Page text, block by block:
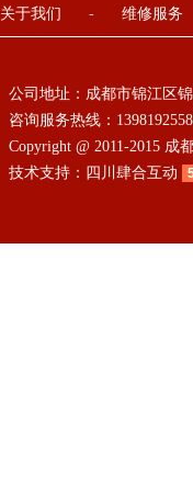
关于我们 - 维修服务
公司地址：成都市锦江区
咨询服务热线：
Copyright @ 2011-2015
技术支持： 四川肆合互动